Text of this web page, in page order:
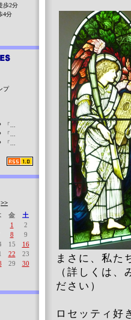
まさに、私た
（詳しくは
ださい）
ロセッティ好
2分
4分
プ
「...
「...
「...
>>
金
土
1
2
8
9
15
16
22
23
29
30